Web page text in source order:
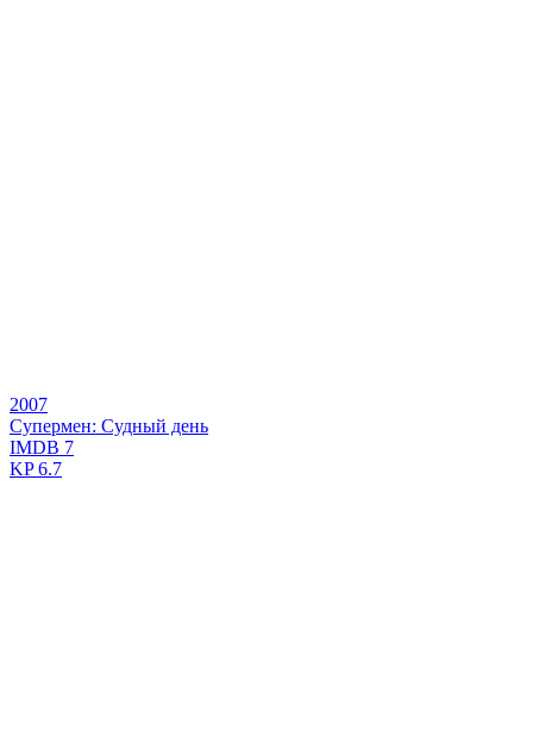
2007
Супермен: Судный день
IMDB 7
KP6.7